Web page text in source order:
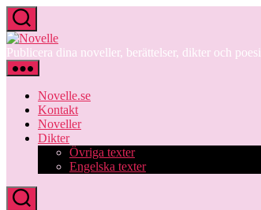
Hoppa
till
innehåll
Novelle
Publicera dina noveller, berättelser, dikter och poesi
Novelle.se
Kontakt
Noveller
Dikter
Övriga texter
Engelska texter